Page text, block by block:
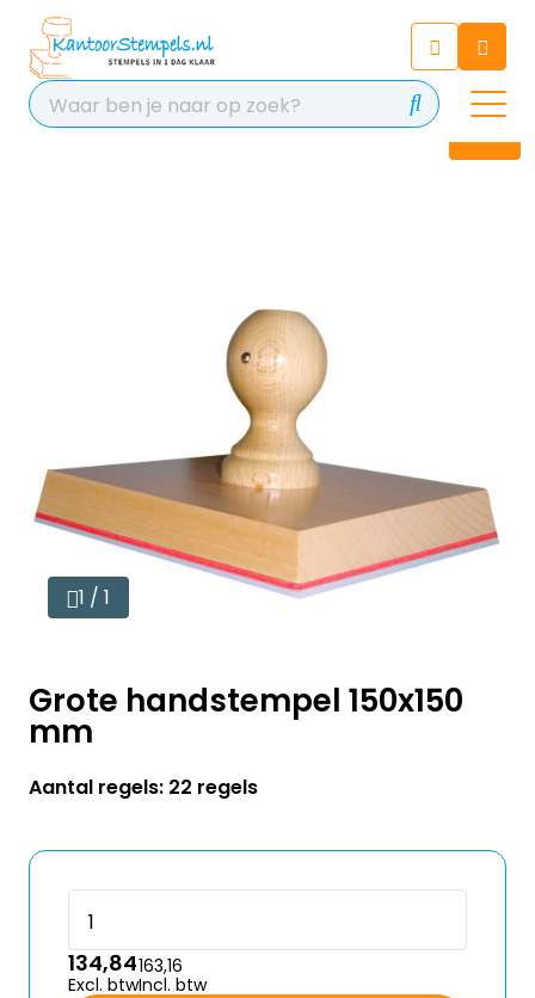
Chat 24/7 met onze chatbot
voor hulp
Contact
1 / 1
Grote handstempel 150x150
mm
Aantal regels: 22 regels
134,84
Excl. btw
163,16
Incl. btw